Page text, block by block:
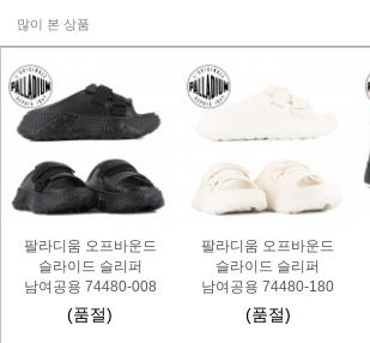
많이 본 상품
팔라디움 오프바운드
슬라이드 슬리퍼
남여공용 74480-008
(품절)
팔라디움 오프바운드
슬라이드 슬리퍼
남여공용 74480-180
(품절)